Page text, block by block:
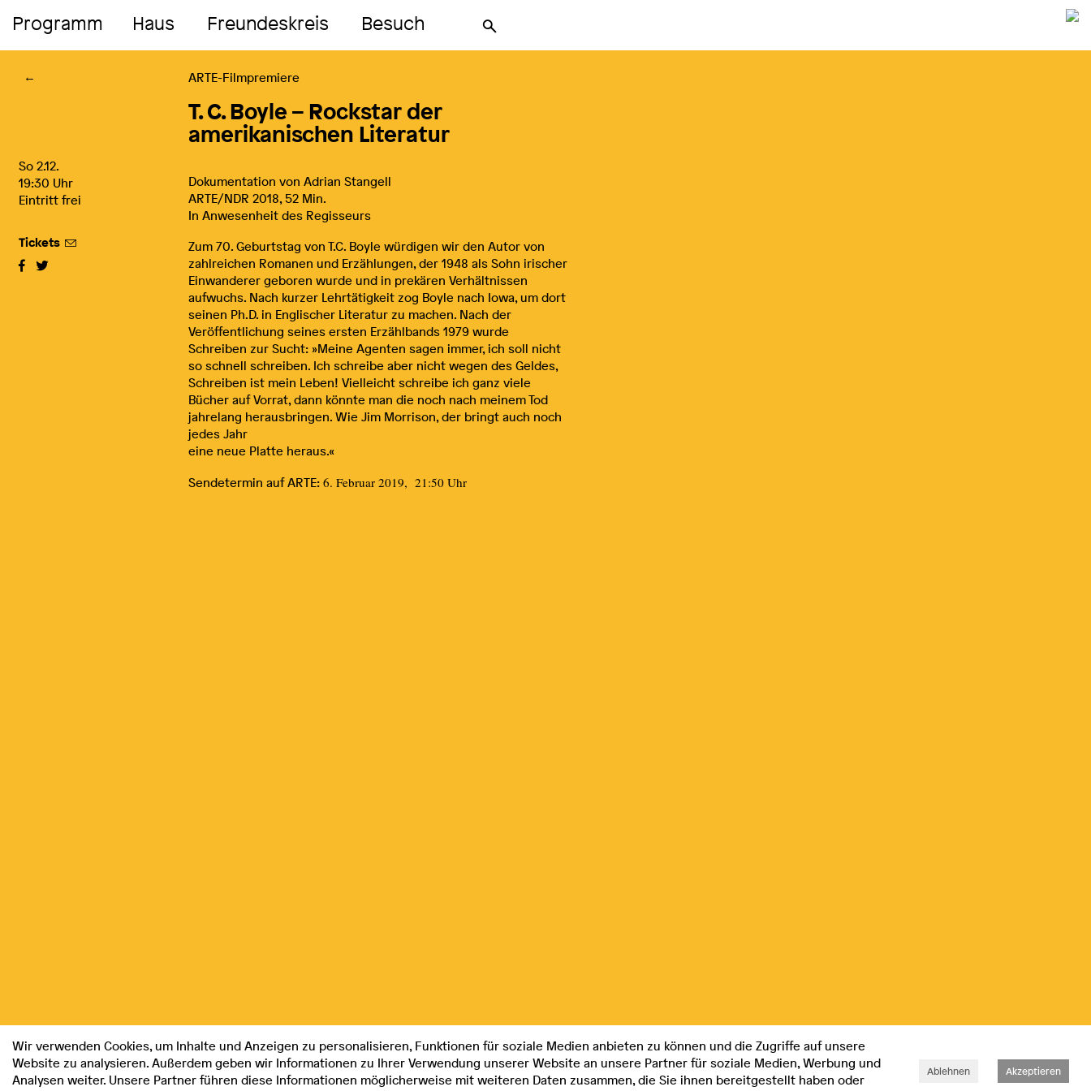
Programm Haus Freundeskreis Besuch Suche
← ARTE-Filmpremiere
T. C. Boyle – Rockstar der
amerikanischen Literatur
So 2.12.
19:30 Uhr
Eintritt frei
Tickets
Dokumentation von Adrian Stangell
ARTE/NDR 2018, 52 Min.
In Anwesenheit des Regisseurs
Zum 70. Geburtstag von T.C. Boyle würdigen wir den Autor von
zahlreichen Romanen und Erzählungen, der 1948 als Sohn irischer
Einwanderer geboren wurde und in prekären Verhältnissen
aufwuchs. Nach kurzer Lehrtätigkeit zog Boyle nach Iowa, um dort
seinen Ph.D. in Englischer Literatur zu machen. Nach der
Veröffentlichung seines ersten Erzählbands 1979 wurde
Schreiben zur Sucht: »Meine Agenten sagen immer, ich soll nicht
so schnell schreiben. Ich schreibe aber nicht wegen des Geldes,
Schreiben ist mein Leben! Vielleicht schreibe ich ganz viele
Bücher auf Vorrat, dann könnte man die noch nach meinem Tod
jahrelang herausbringen. Wie Jim Morrison, der bringt auch noch
jedes Jahr
eine neue Platte heraus.«
Sendetermin auf ARTE: 6. Februar 2019, 21:50 Uhr
Wir verwenden Cookies, um Inhalte und Anzeigen zu personalisieren, Funktionen für soziale Medien anbieten zu können und die Zugriffe auf unsere
Website zu analysieren. Außerdem geben wir Informationen zu Ihrer Verwendung unserer Website an unsere Partner für soziale Medien, Werbung und
Analysen weiter. Unsere Partner führen diese Informationen möglicherweise mit weiteren Daten zusammen, die Sie ihnen bereitgestellt haben oder
Ablehnen Akzeptieren